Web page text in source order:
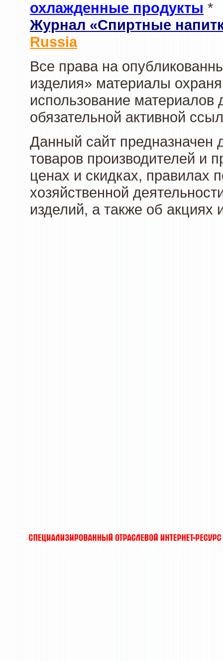
охлажденные продукты *
Журнал «Спиртные
Russia
Все права на
изделия» материалы
использование материалов
обязательной активной
Данный сайт предназначен
товаров производителей и
ценах и скидках, правилах
хозяйственной
изделий, а также об